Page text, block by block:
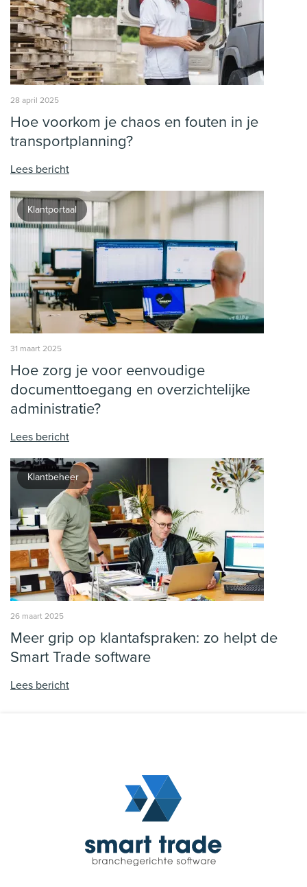
28 april 2025
Hoe voorkom je chaos en fouten in je
transportplanning?
Lees bericht
Klantportaal
31 maart 2025
Hoe zorg je voor eenvoudige
documenttoegang en overzichtelijke
administratie?
Lees bericht
Klantbeheer
26 maart 2025
Meer grip op klantafspraken: zo helpt de
Smart Trade software
Lees bericht